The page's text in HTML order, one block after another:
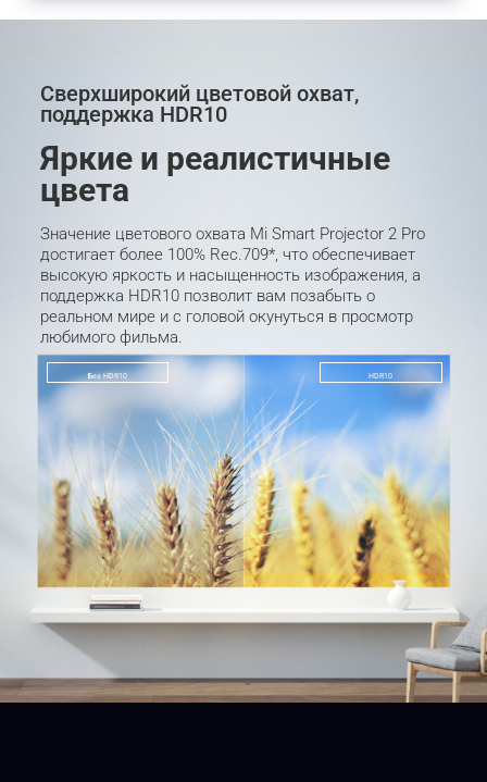
Сверхширокий цветовой охват,
поддержка HDR10
Яркие и реалистичные
цвета
Значение цветового охвата Mi Smart Projector 2 Pro
достигает более 100% Rec.709*, что обеспечивает
высокую яркость и насыщенность изображения, а
поддержка HDR10 позволит вам позабыть о
реальном мире и с головой окунуться в просмотр
любимого фильма.
Без HDR10 HDR10